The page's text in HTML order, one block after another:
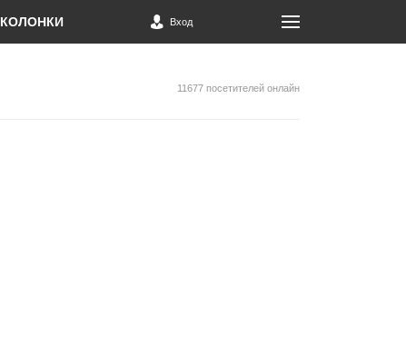
КОЛОНКИ Вход
11677 посетителей онлайн